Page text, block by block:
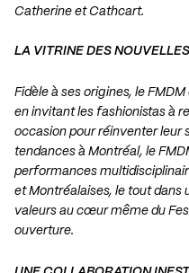
Catherine et Cathcart.
LA VITRINE DES
Fidèle à ses origines, le
en invitant les fashionistas à
occasion pour réinventer leur
tendances à Montréal, le
performances
et Montréalaises, le tout dans
valeurs au cœur même du
ouverture.